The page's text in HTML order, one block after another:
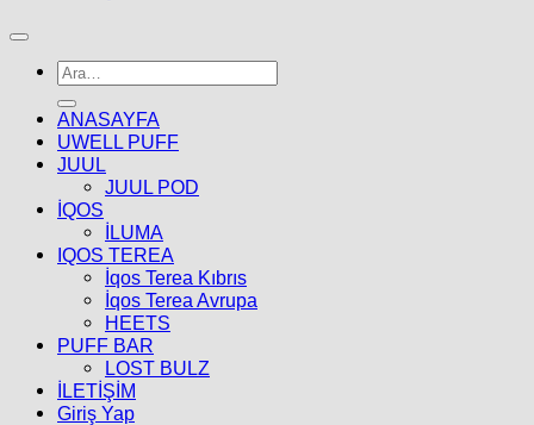
Ara:
ANASAYFA
UWELL PUFF
JUUL
JUUL POD
İQOS
İLUMA
IQOS TEREA
İqos Terea Kıbrıs
İqos Terea Avrupa
HEETS
PUFF BAR
LOST BULZ
İLETİŞİM
Giriş Yap